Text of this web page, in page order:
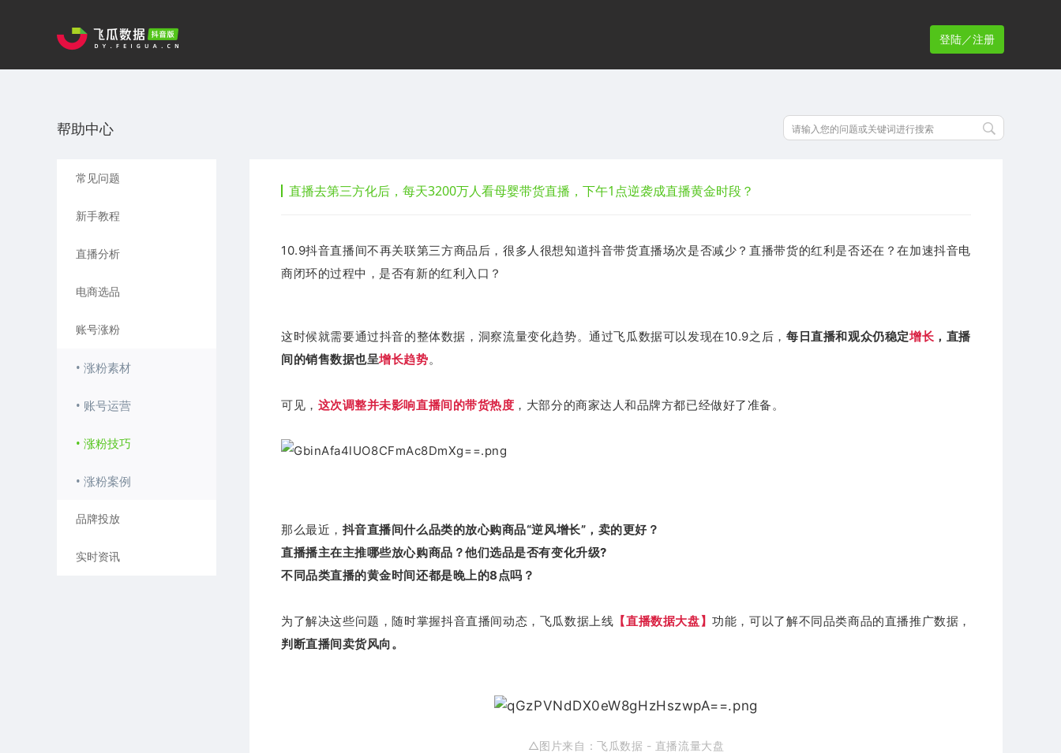
登陆／注册
帮助中心
常见问题
新手教程
直播分析
电商选品
账号涨粉
• 涨粉素材
• 账号运营
• 涨粉技巧
• 涨粉案例
品牌投放
实时资讯
直播去第三方化后，每天3200万人看母婴带货直播，下午1点逆袭成直播黄金时段？
10.9抖音直播间不再关联第三方商品后， 很多人很想知道抖音带货直播场次是否减少？直播带货的红利是否还在？在加速抖音电
商闭环的过程中，是否有新的红利入口？
这时候就需要通过抖音的整体数据，洞察流量变化趋势。通过飞瓜数据可以发现在10.9之后， 每日直播和观众仍稳定增长 ， 直播
间的销售数据也呈增长趋势。
可见， 这次调整并未影响直播间的带货热度 ，大部分的商家达人和品牌方都已经做好了准备。
那么最近， 抖音直播间什么品类的放心购商品“逆风增长”，卖的更好？
直播播主在主推哪些放心购商品？他们选品是否有变化升级?
不同品类直播的黄金时间还都是晚上的8点吗？
为了解决这些问题，随时掌握抖音直播间动态，飞瓜数据上线 【直播数据大盘】功能，可以了解不同品类商品的直播推广数据，
判断直播间卖货风向。
△图片来自：飞瓜数据 - 直播流量大盘